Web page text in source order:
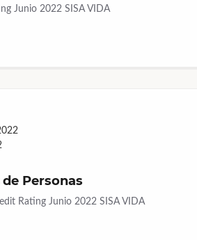
Junio 2022 SISA VIDA
Personas
Rating Junio 2022 SISA VIDA